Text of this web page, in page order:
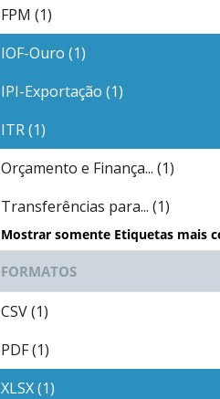
FPM (1)
IOF-Ouro (1)
IPI-Exportação (1)
ITR (1)
Orçamento e Finança... (1)
Transferências para... (1)
Mostrar somente Etiquetas mais
FORMATOS
CSV (1)
PDF (1)
XLSX (1)